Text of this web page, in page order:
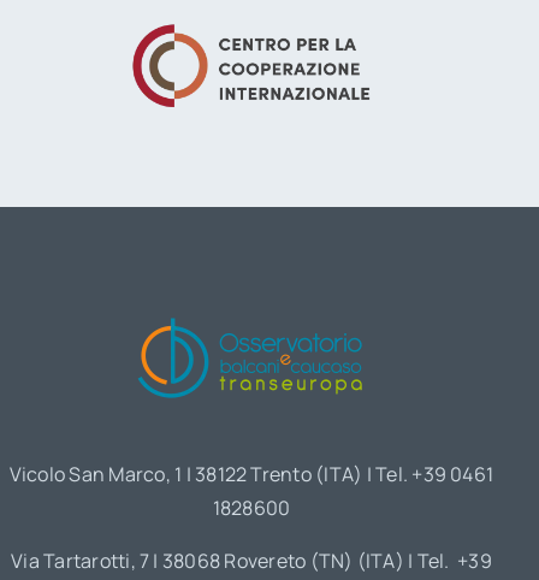
Vicolo San Marco, 1 | 38122 Trento (ITA) | Tel. +39 0461
1828600
Via Tartarotti, 7 | 38068 Rovereto (TN) (ITA) | Tel. +39